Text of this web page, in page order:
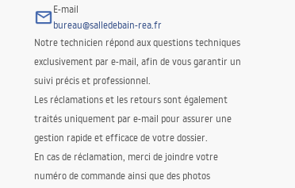
E-mail
bureau@salledebain-rea.fr
Notre technicien répond aux questions techniques
exclusivement par e-mail, afin de vous garantir un
suivi précis et professionnel.
Les réclamations et les retours sont également
traités uniquement par e-mail pour assurer une
gestion rapide et efficace de votre dossier.
En cas de réclamation, merci de joindre votre
numéro de commande ainsi que des photos